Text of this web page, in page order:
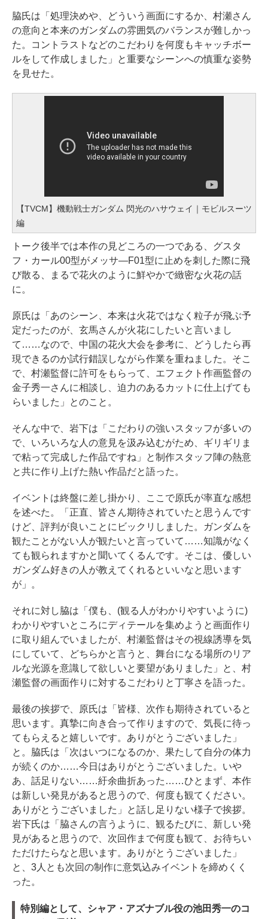
脇氏は「処理決めや、どういう画面にするか、村瀬さん
の意向と本来のガンダムの雰囲気のバランスが難しかっ
た。コントラストなどのこだわりを何度もキャッチボー
ルをして作成しました」と重要なシーンへの慎重な姿勢
を見せた。
【TVCM】機動戦士ガンダム 閃光のハサウェイ｜モビルスーツ
編
トーク後半では本作の見どころの一つである、グスタ
フ・カール00型がメッサ―F01型に止めを刺した際に飛
び散る、まるで花火のように鮮やかで緻密な火花の話
に。
原氏は「あのシーン、本来は火花ではなく粒子が飛ぶ予
定だったのが、玄馬さんが火花にしたいと言いまし
て……なので、中国の花火大会を参考に、どうしたら再
現できるのか試行錯誤しながら作業を重ねました。そこ
で、村瀬監督に許可をもらって、エフェクト作画監督の
金子秀一さんに相談し、迫力のあるカットに仕上げても
らいました」とのこと。
そんな中で、岩下は「こだわりの強いスタッフが多いの
で、いろいろな人の意見を汲み込むがため、ギリギリま
で粘って完成した作品ですね」と制作スタッフ陣の熱意
と共に作り上げた熱い作品だと語った。
イベントは終盤に差し掛かり、ここで原氏が率直な感想
を述べた。「正直、皆さん期待されていたと思うんです
けど、評判が良いことにビックリしました。ガンダムを
観たことがない人が観たいと言っていて……知識がなく
ても観られますかと聞いてくるんです。そこは、優しい
ガンダム好きの人が教えてくれるといいなと思います
が」。
それに対し脇は「僕も、(観る人がわかりやすいように)
わかりやすいところにディテールを集めようと画面作り
に取り組んでいましたが、村瀬監督はその視線誘導を気
にしていて、どちらかと言うと、舞台になる場所のリア
ルな光源を意識して欲しいと要望がありました」と、村
瀬監督の画面作りに対するこだわりと丁寧さを語った。
最後の挨拶で、原氏は「皆様、次作も期待されていると
思います。真摯に向き合って作りますので、気長に待っ
てもらえると嬉しいです。ありがとうございました」
と。脇氏は「次はいつになるのか、果たして自分の体力
が続くのか……今日はありがとうございました。いや
あ、話足りない……紆余曲折あった……ひとまず、本作
は新しい発見があると思うので、何度も観てください。
ありがとうございました」と話し足りない様子で挨拶。
岩下氏は「脇さんの言うように、観るたびに、新しい発
見があると思うので、次回作まで何度も観て、お待ちい
ただけたらなと思います。ありがとうございました」
と、3人とも次回の制作に意気込みイベントを締めくく
った。
特別編として、シャア・アズナブル役の池田秀一のコ